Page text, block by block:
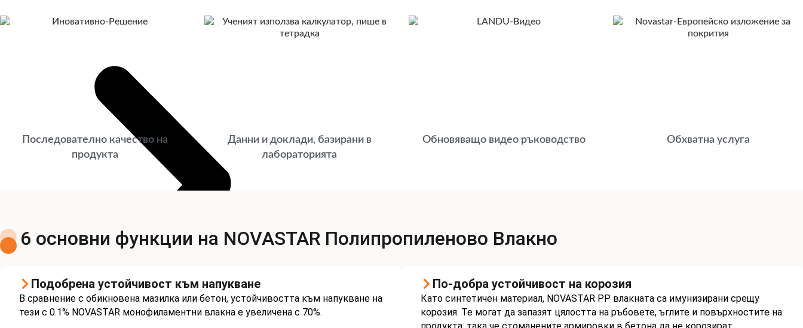
Последователно качество на
продукта
Данни и доклади, базирани в
лабораторията
Обновяващо видео ръководство Обхватна услуга
6 основни функции на NOVASTAR Полипропиленово Влакно
Подобрена устойчивост към напукване
В сравнение с обикновена мазилка или бетон, устойчивостта към напукване на
тези с 0.1% NOVASTAR монофиламентни влакна е увеличена с 70%.
По-добра устойчивост на корозия
Като синтетичен материал, NOVASTAR PP влакната са имунизирани срещу
корозия. Те могат да запазят цялостта на ръбовете, ъглите и повърхностите на